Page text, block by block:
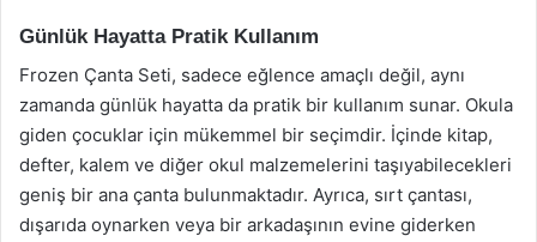
Günlük Hayatta Pratik Kullanım
Frozen Çanta Seti, sadece eğlence amaçlı değil, aynı
zamanda günlük hayatta da pratik bir kullanım sunar. Okula
giden çocuklar için mükemmel bir seçimdir. İçinde kitap,
defter, kalem ve diğer okul malzemelerini taşıyabilecekleri
geniş bir ana çanta bulunmaktadır. Ayrıca, sırt çantası,
dışarıda oynarken veya bir arkadaşının evine giderken